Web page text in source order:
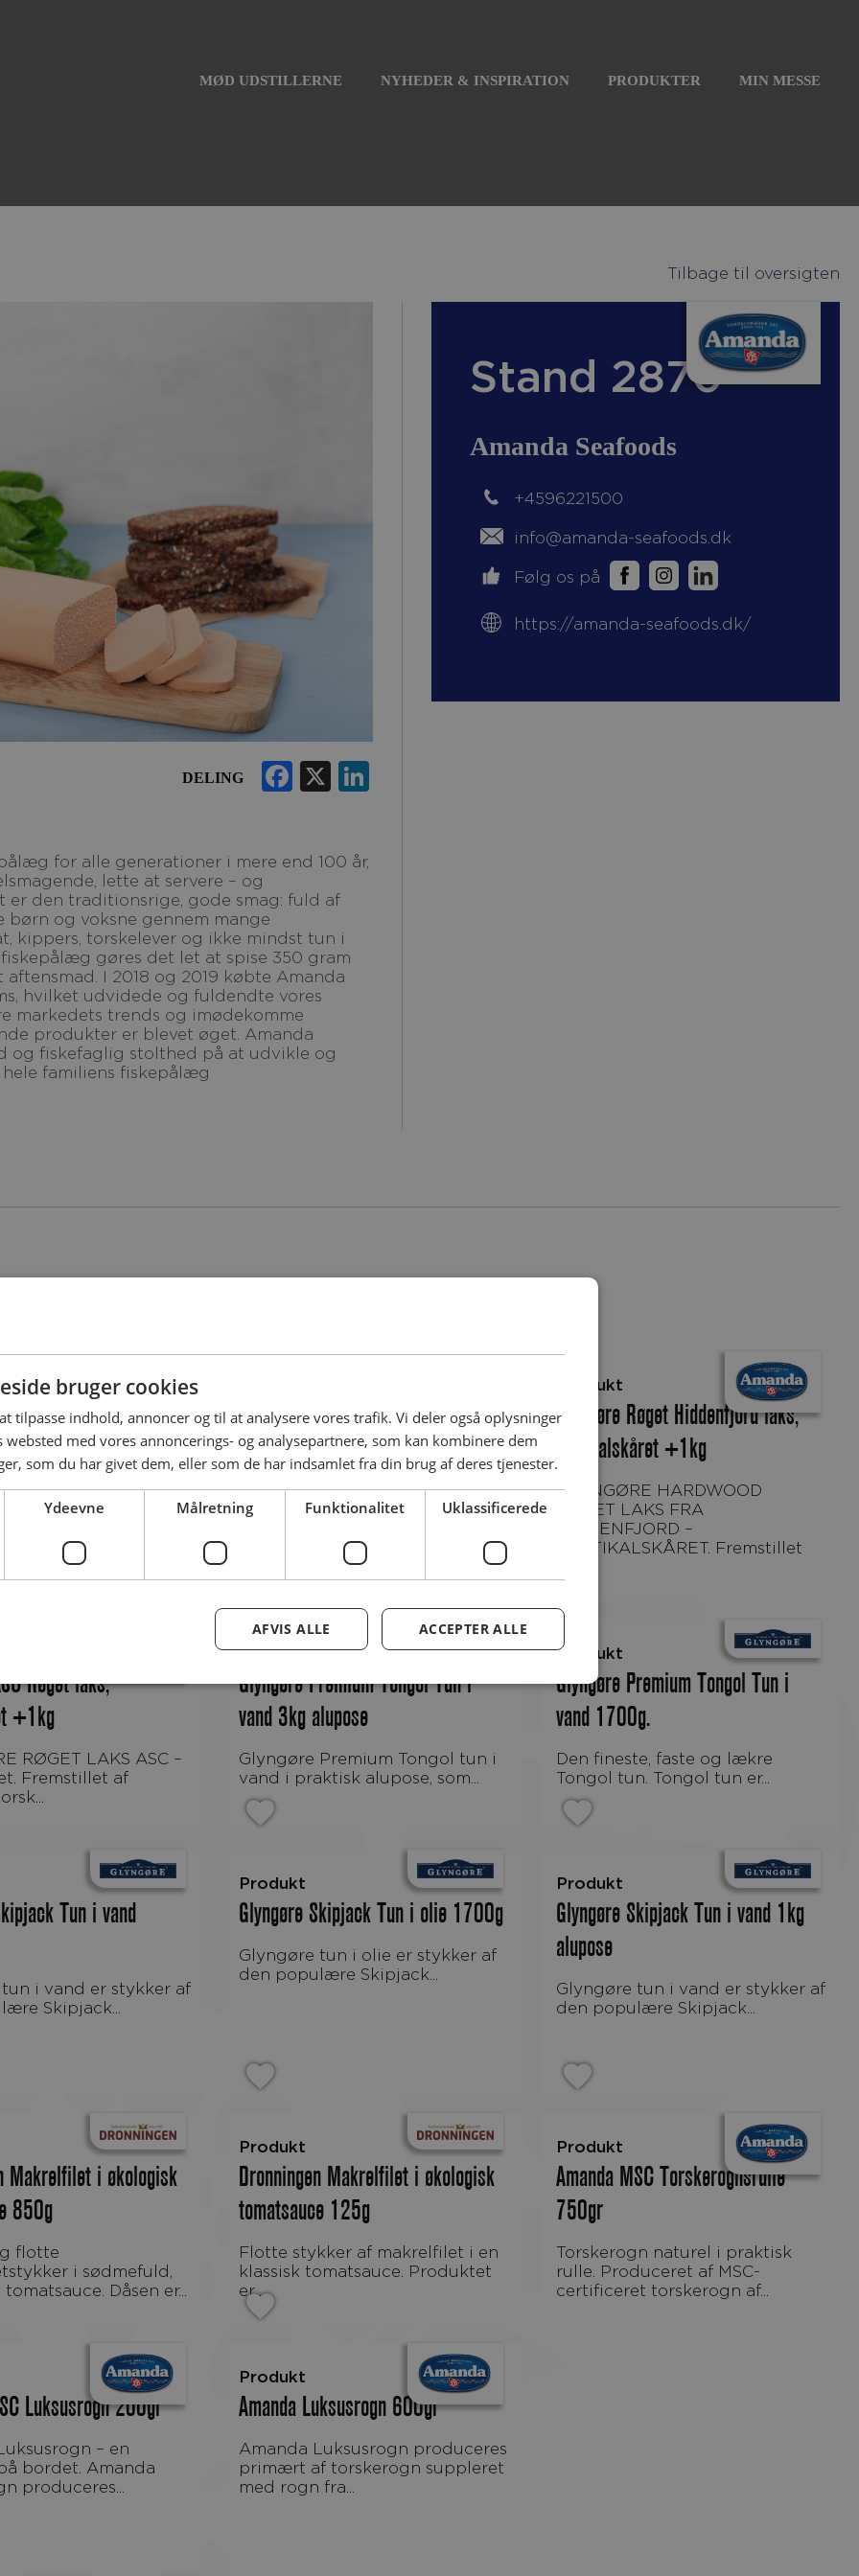
MØD UDSTILLERNE NYHEDER & INSPIRATION PRODUKTER MIN MESSE
Tilbage til oversigten
DELING Facebook
X LinkedIn
lette at servere – og
er den traditionsrige, gode smag: fuld af
og voksne gennem mange
kippers, torskelever og ikke mindst tun i
gøres det let at spise 350 gram
I 2018 og 2019 købte Amanda
hvilket udvidede og fuldendte vores
markedets trends og imødekomme
produkter er blevet øget. Amanda
og fiskefaglig stolthed på at udvikle og
familiens fiskepålæg
Stand 2870
Amanda Seafoods
+4596221500
info@amanda-seafoods.dk
Følg os på
https://amanda-seafoods.dk/
Varmrøget laks med
Fremstillet af
laks,...
Glyngøre ASC Gravad røget laks,
skiveskåret +1kg
GLYNGØRE GRAVAD LAKS ASC
RØGET – SKIVESKÅRET.
Produkt
Glyngøre Røget Hiddenfjord laks,
vertikalskåret +1kg
GLYNGØRE HARDWOOD
RØGET LAKS FRA
HIDDENFJORD –
VERTIKALSKÅRET. Fremstillet
Røget laks,
+1kg
Fremstillet af
Produkt
Glyngøre Premium Tongol Tun i
vand 3kg alupose
Glyngøre Premium Tongol tun i
vand i praktisk alupose, som...
Produkt
Glyngøre Premium Tongol Tun i
vand 1700g.
Den fineste, faste og lækre
Tongol tun. Tongol tun er...
Tun i vand
Skipjack...
Produkt
Glyngøre Skipjack Tun i olie 1700g
Glyngøre tun i olie er stykker af
den populære Skipjack...
Produkt
Glyngøre Skipjack Tun i vand 1kg
alupose
Glyngøre tun i vand er stykker af
den populære Skipjack...
Makrelfilet i økologisk
850g
i sødmefuld,
Dåsen er...
Produkt
Dronningen Makrelfilet i økologisk
tomatsauce 125g
Flotte stykker af makrelfilet i en
klassisk tomatsauce. Produktet
er...
Produkt
Amanda MSC Torskerognsrulle
750gr
Torskerogn naturel i praktisk
rulle. Produceret af MSC-
certificeret torskerogn af...
Luksusrogn 200gr
bordet. Amanda
produceres...
Produkt
Amanda Luksusrogn 600gr
Amanda Luksusrogn produceres
primært af torskerogn suppleret
med rogn fra...
bruger cookies
tilpasse indhold, annoncer og til at analysere vores trafik. Vi deler også oplysninger
med vores annoncerings- og analysepartnere, som kan kombinere dem
som du har givet dem, eller som de har indsamlet fra din brug af deres tjenester.
Ydeevne Målretning Funktionalitet Uklassificerede
ACCEPTER ALLE
AFVIS ALLE